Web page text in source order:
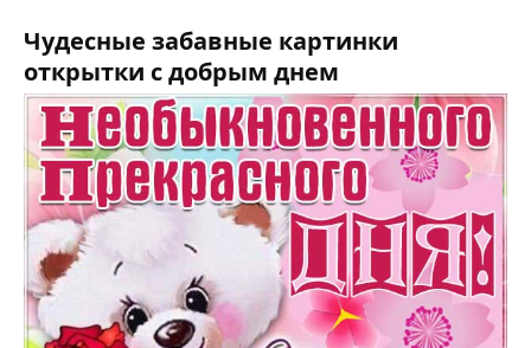
Чудесные забавные картинки
открытки с добрым днем